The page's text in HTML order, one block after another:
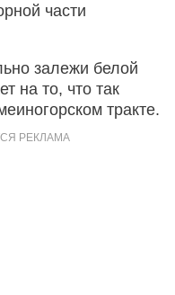
части
залежи белой
на то, что так
тракте.